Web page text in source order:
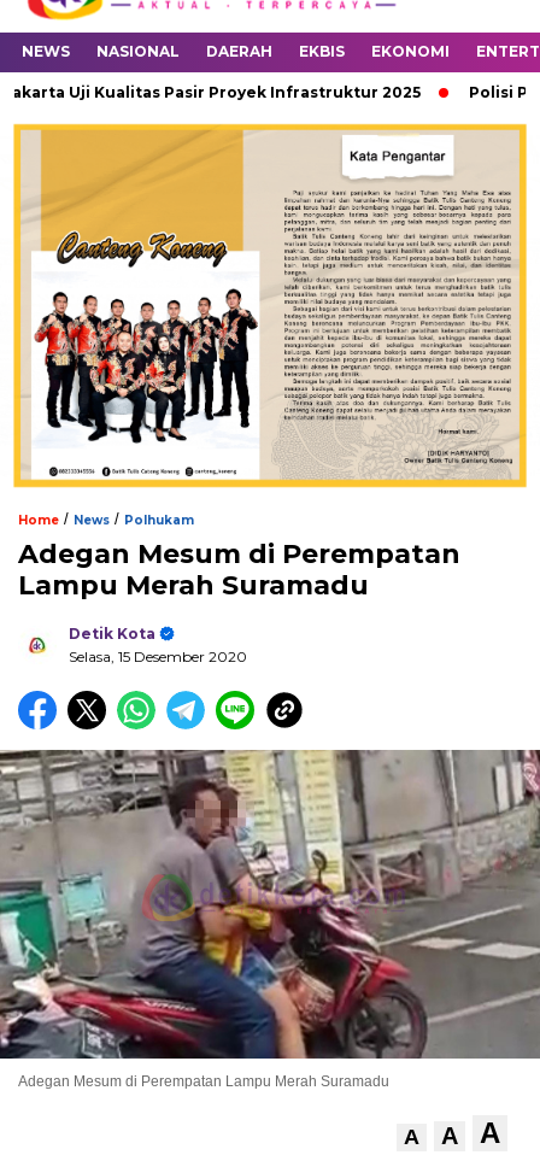
NEWS NASIONAL DAERAH EKBIS EKONOMI
Uji Kualitas Pasir Proyek Infrastruktur 2025 Polisi
Home / News / Polhukam
Adegan Mesum di Perempatan
Lampu Merah Suramadu
Detik Kota
Selasa, 15 Desember 2020
Adegan Mesum di Perempatan Lampu Merah Suramadu
A A A